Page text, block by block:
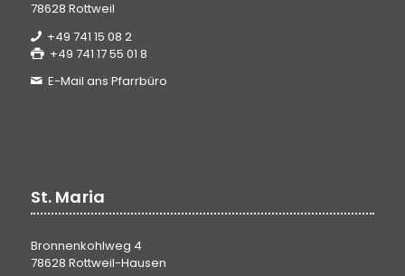
78628 Rottweil
+49 741 15 08 2
+49 741 17 55 01 8
E-Mail ans Pfarrbüro
St. Maria
Bronnenkohlweg 4
78628 Rottweil-Hausen